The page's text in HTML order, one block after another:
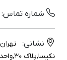
شماره تماس:
نشانی:
نکیسا,پلاک 30,واحد 5